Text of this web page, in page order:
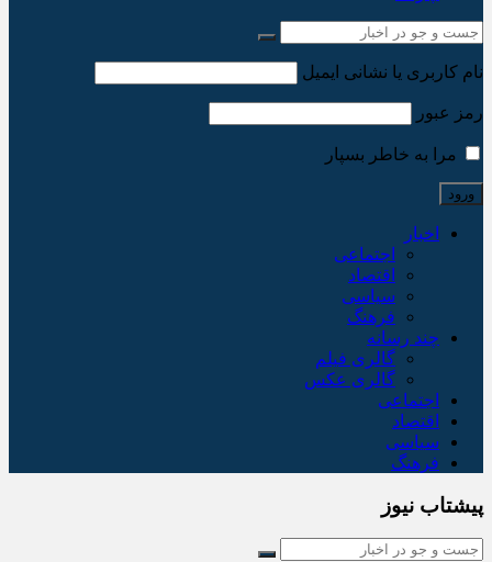
نام کاربری یا نشانی ایمیل
رمز عبور
مرا به خاطر بسپار
اخبار
اجتماعی
اقتصاد
سیاسی
فرهنگ
چند رسانه
گالری فیلم
گالری عکس
اجتماعی
اقتصاد
سیاسی
فرهنگ
پیشتاب نیوز